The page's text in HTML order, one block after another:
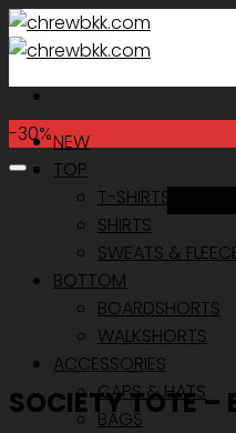
Skip
to
NEW
TOP
T-SHIRTS
SHIRTS
SWEATS &
BOTTOM
BOARDSHORTS
WALKSHORTS
ACCESSORIES
CAPS & HATS
BAGS
-30%
SOCIETY TOTE –